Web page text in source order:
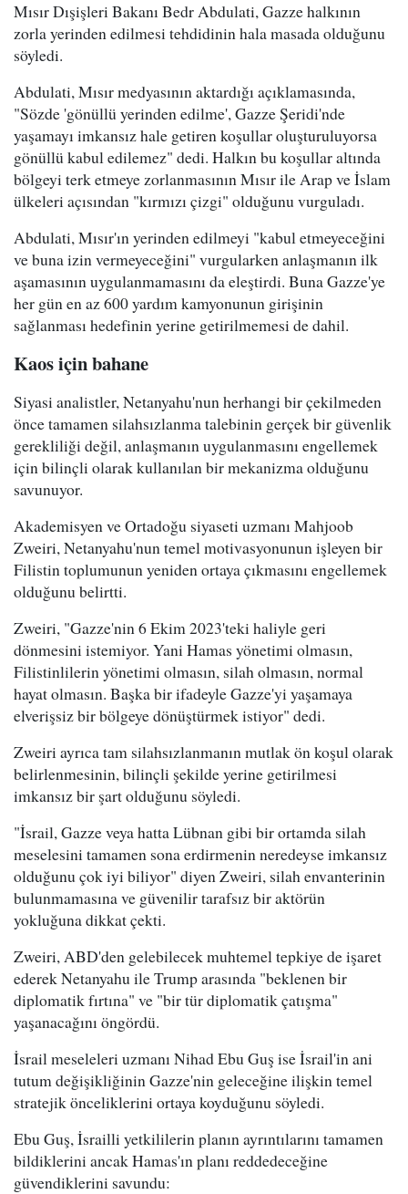
Mısır Dışişleri Bakanı Bedr Abdulati, Gazze halkının
zorla yerinden edilmesi tehdidinin hala masada olduğunu
söyledi.
Abdulati, Mısır medyasının aktardığı açıklamasında,
"Sözde 'gönüllü yerinden edilme', Gazze Şeridi'nde
yaşamayı imkansız hale getiren koşullar oluşturuluyorsa
gönüllü kabul edilemez" dedi. Halkın bu koşullar altında
bölgeyi terk etmeye zorlanmasının Mısır ile Arap ve İslam
ülkeleri açısından "kırmızı çizgi" olduğunu vurguladı.
Abdulati, Mısır'ın yerinden edilmeyi "kabul etmeyeceğini
ve buna izin vermeyeceğini" vurgularken anlaşmanın ilk
aşamasının uygulanmamasını da eleştirdi. Buna Gazze'ye
her gün en az 600 yardım kamyonunun girişinin
sağlanması hedefinin yerine getirilmemesi de dahil.
Kaos için bahane
Siyasi analistler, Netanyahu'nun herhangi bir çekilmeden
önce tamamen silahsızlanma talebinin gerçek bir güvenlik
gerekliliği değil, anlaşmanın uygulanmasını engellemek
için bilinçli olarak kullanılan bir mekanizma olduğunu
savunuyor.
Akademisyen ve Ortadoğu siyaseti uzmanı Mahjoob
Zweiri, Netanyahu'nun temel motivasyonunun işleyen bir
Filistin toplumunun yeniden ortaya çıkmasını engellemek
olduğunu belirtti.
Zweiri, "Gazze'nin 6 Ekim 2023'teki haliyle geri
dönmesini istemiyor. Yani Hamas yönetimi olmasın,
Filistinlilerin yönetimi olmasın, silah olmasın, normal
hayat olmasın. Başka bir ifadeyle Gazze'yi yaşamaya
elverişsiz bir bölgeye dönüştürmek istiyor" dedi.
Zweiri ayrıca tam silahsızlanmanın mutlak ön koşul olarak
belirlenmesinin, bilinçli şekilde yerine getirilmesi
imkansız bir şart olduğunu söyledi.
"İsrail, Gazze veya hatta Lübnan gibi bir ortamda silah
meselesini tamamen sona erdirmenin neredeyse imkansız
olduğunu çok iyi biliyor" diyen Zweiri, silah envanterinin
bulunmamasına ve güvenilir tarafsız bir aktörün
yokluğuna dikkat çekti.
Zweiri, ABD'den gelebilecek muhtemel tepkiye de işaret
ederek Netanyahu ile Trump arasında "beklenen bir
diplomatik fırtına" ve "bir tür diplomatik çatışma"
yaşanacağını öngördü.
İsrail meseleleri uzmanı Nihad Ebu Guş ise İsrail'in ani
tutum değişikliğinin Gazze'nin geleceğine ilişkin temel
stratejik önceliklerini ortaya koyduğunu söyledi.
Ebu Guş, İsrailli yetkililerin planın ayrıntılarını tamamen
bildiklerini ancak Hamas'ın planı reddedeceğine
güvendiklerini savundu: